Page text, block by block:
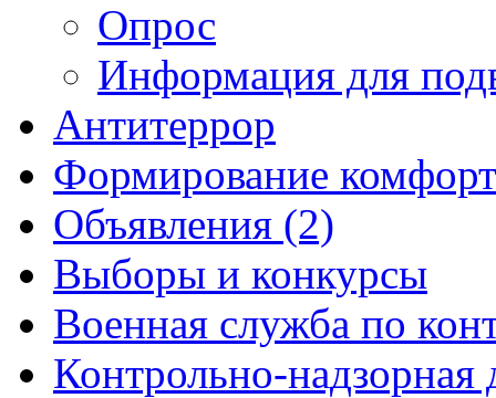
Опрос
Информация для
Антитеррор
Формирование
Объявления (2)
Выборы и конкурсы
Военная служба по
Контрольно-надзорная